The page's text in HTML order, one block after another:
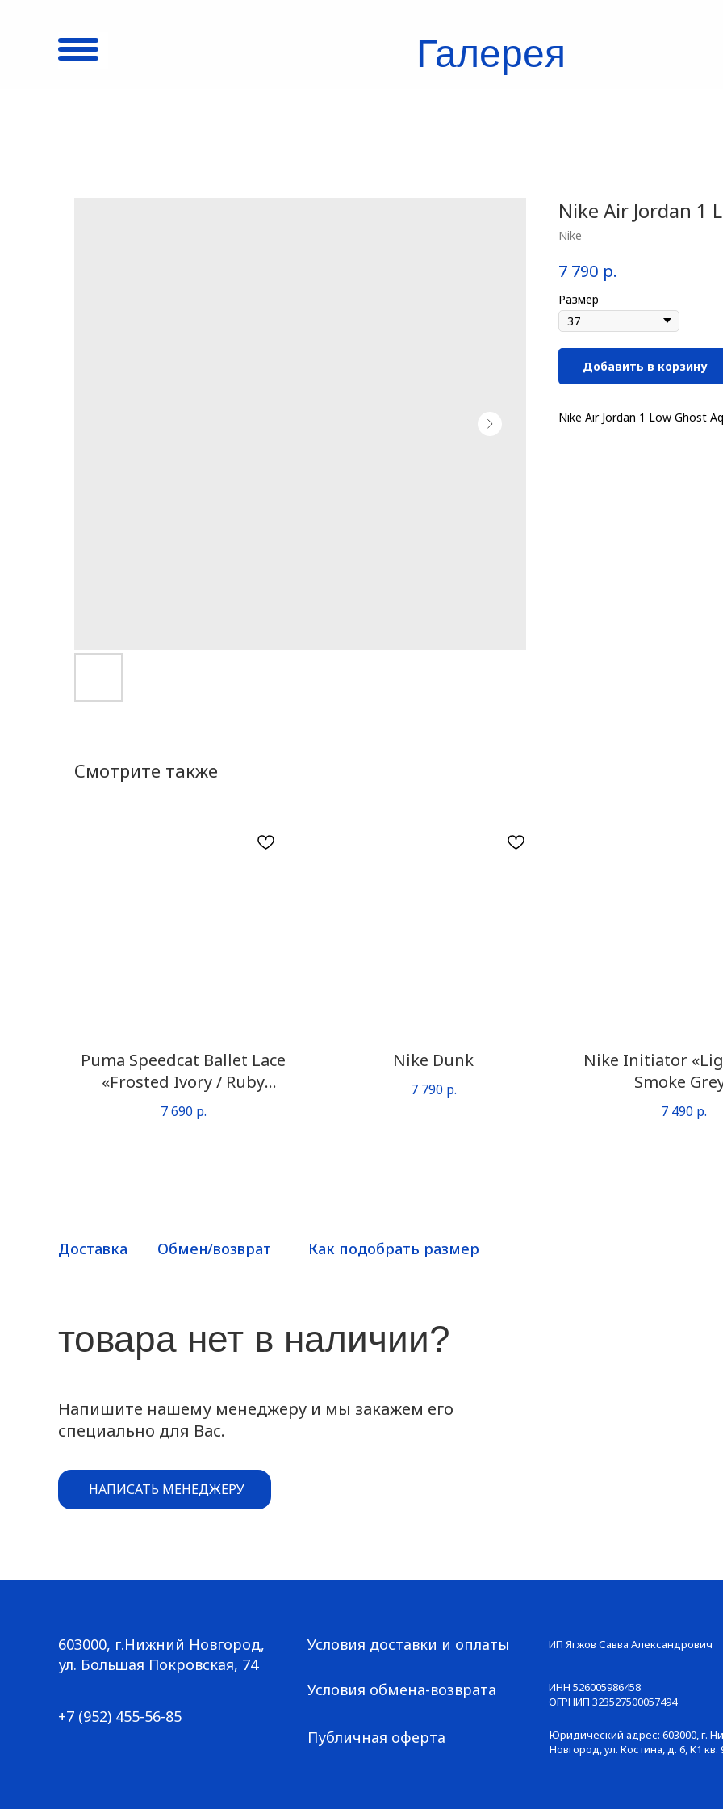
Галерея
Nike Air Jordan 1
Nike
7 790 р.
Размер
Добавить в корзину
Nike Air Jordan 1 Low Ghost
Смотрите также
Puma Speedcat Ballet Lace
«Frosted Ivory / Ruby
Shimmer»
7 690 р.
Nike Dunk
7 790 р.
Nike Initiator
Smoke
7 490 р.
Доставка Обмен/возврат Как подобрать размер
товара нет в наличии?
Напишите нашему менеджеру и мы закажем его
специально для Вас.
НАПИСАТЬ МЕНЕДЖЕРУ
Большая Покровская, 74
603000, г.Нижний Новгород,
ул. Большая Покровская, 74
+7 (952) 455-56-85
Условия доставки и оплаты
Условия обмена-возврата
Публичная оферта
ИП Ягжов Савва Александрович
ИНН 526005986458
ОГРНИП 323527500057494
Юридический адрес: 603000, г.
Новгород, ул. Костина, д. 6, К1 кв.